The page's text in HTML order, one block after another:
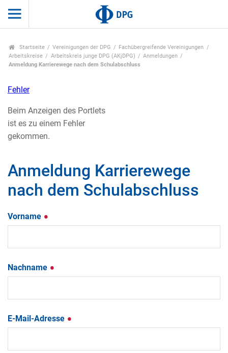
Startseite Vereinigungen der DPG
Fachübergreifende Vereinigungen
Arbeitskreise
Arbeitskreis junge DPG (AKjDPG)
Anmeldungen
Anmeldung Karrierewege nach dem Schulabschluss
Fehler
Beim Anzeigen des Portlets
ist es zu einem Fehler
gekommen.
Anmeldung Karrierewege
nach dem Schulabschluss
Vorname
Nachname
E-Mail-Adresse